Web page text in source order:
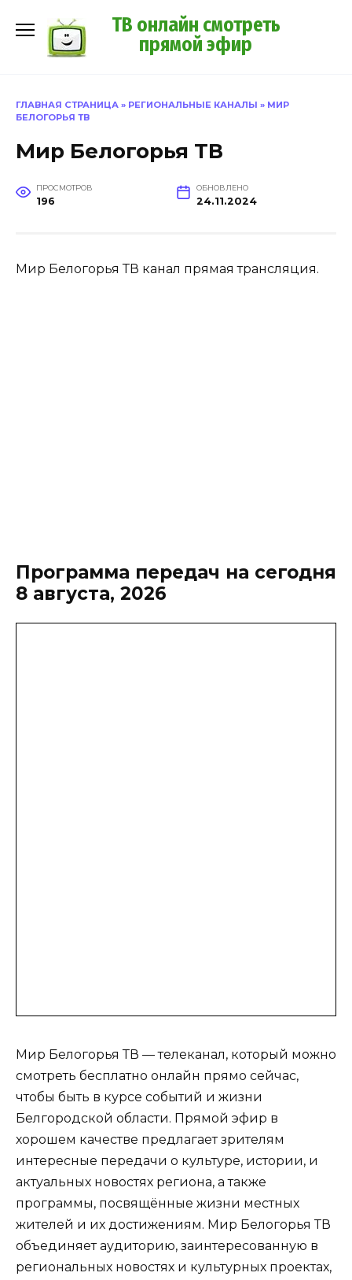
содержанию
ТВ онлайн смотреть
прямой эфир
ГЛАВНАЯ СТРАНИЦА » РЕГИОНАЛЬНЫЕ КАНАЛЫ » МИР
БЕЛОГОРЬЯ ТВ
Мир Белогорья ТВ
ПРОСМОТРОВ
196
ОБНОВЛЕНО
24.11.2024
Мир Белогорья ТВ канал прямая трансляция.
Программа передач на сегодня
8 августа, 2026
Мир Белогорья ТВ — телеканал, который можно
смотреть бесплатно онлайн прямо сейчас,
чтобы быть в курсе событий и жизни
Белгородской области. Прямой эфир в
хорошем качестве предлагает зрителям
интересные передачи о культуре, истории, и
актуальных новостях региона, а также
программы, посвящённые жизни местных
жителей и их достижениям. Мир Белогорья ТВ
объединяет аудиторию, заинтересованную в
региональных новостях и культурных проектах,